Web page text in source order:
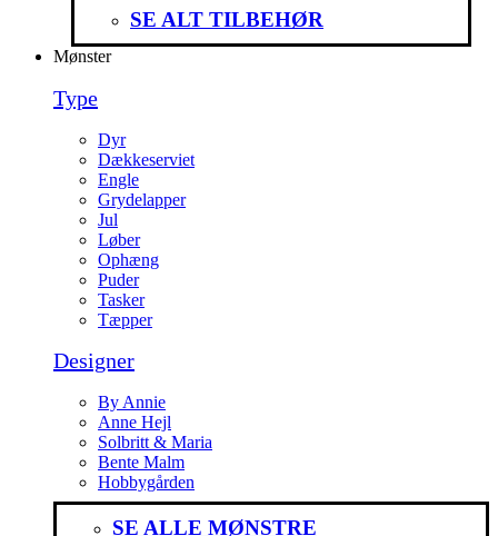
SE ALT TILBEHØR
Mønster
Type
Dyr
Dækkeserviet
Engle
Grydelapper
Jul
Løber
Ophæng
Puder
Tasker
Tæpper
Designer
By Annie
Anne Hejl
Solbritt & Maria
Bente Malm
Hobbygården
SE ALLE MØNSTRE